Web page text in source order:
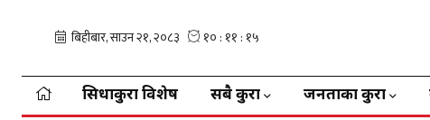
सिधाकुरा विशेष सबै कुरा जनताका कुरा